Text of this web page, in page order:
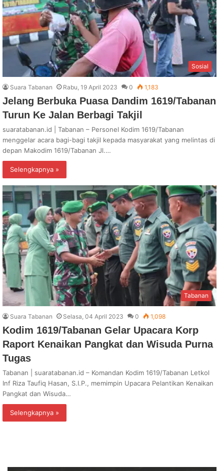
Sosial
Suara Tabanan Rabu, 19 April 2023 0 1,183
Jelang Berbuka Puasa Dandim 1619/Tabanan
Turun Ke Jalan Berbagi Takjil
suaratabanan.id | Tabanan – Personel Kodim 1619/Tabanan
menggelar acara bagi-bagi takjil kepada masyarakat yang melintas di
depan Makodim 1619/Tabanan Jl.…
Selengkapnya »
Tabanan
Suara Tabanan Selasa, 04 April 2023 0 1,098
Kodim 1619/Tabanan Gelar Upacara Korp
Raport Kenaikan Pangkat dan Wisuda Purna
Tugas
Tabanan | suaratabanan.id – Komandan Kodim 1619/Tabanan Letkol
Inf Riza Taufiq Hasan, S.I.P., memimpin Upacara Pelantikan Kenaikan
Pangkat dan Wisuda…
Selengkapnya »